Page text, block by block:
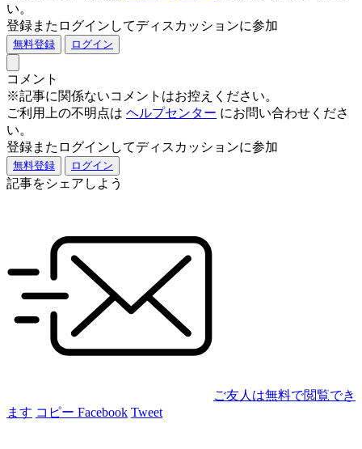
い。
登録またログインしてディスカッションに参加
無料登録 ログイン
コメント
※記事に関係ないコメントはお控えください。
ご利用上の不明点は ヘルプセンター にお問い合わせくださ
い。
登録またログインしてディスカッションに参加
無料登録 ログイン
記事をシェアしよう
ご友人は無料で閲覧でき
ます コピー Facebook Tweet